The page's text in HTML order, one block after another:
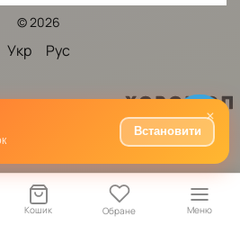
© 2026
Укр Рус
Кошик Обране Меню
×
Встановити